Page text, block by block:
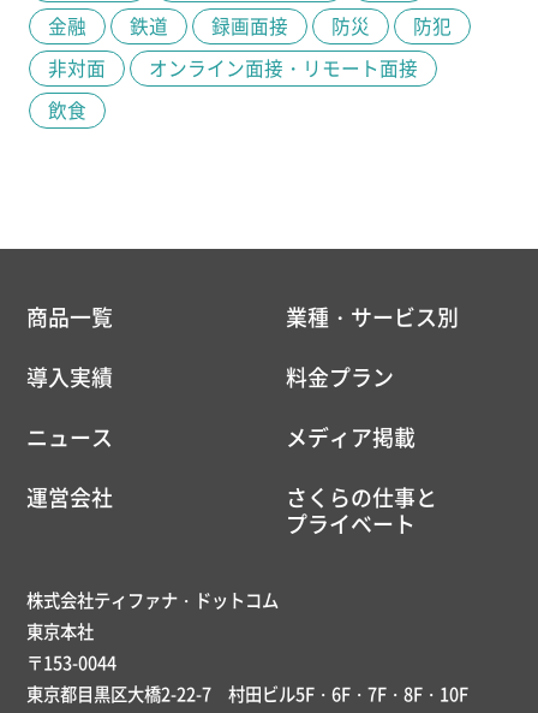
金融
鉄道 録画面接 防災
防犯
非対面
オンライン面接・リモート面接
飲食
商品一覧
業種・サービス別
導入実績
料金プラン
ニュース
メディア掲載
運営会社
さくらの仕事と
プライベート
株式会社ティファナ・ドットコム
東京本社
〒153-0044
東京都目黒区大橋2-22-7 村田ビル5F・6F・7F・8F・10F